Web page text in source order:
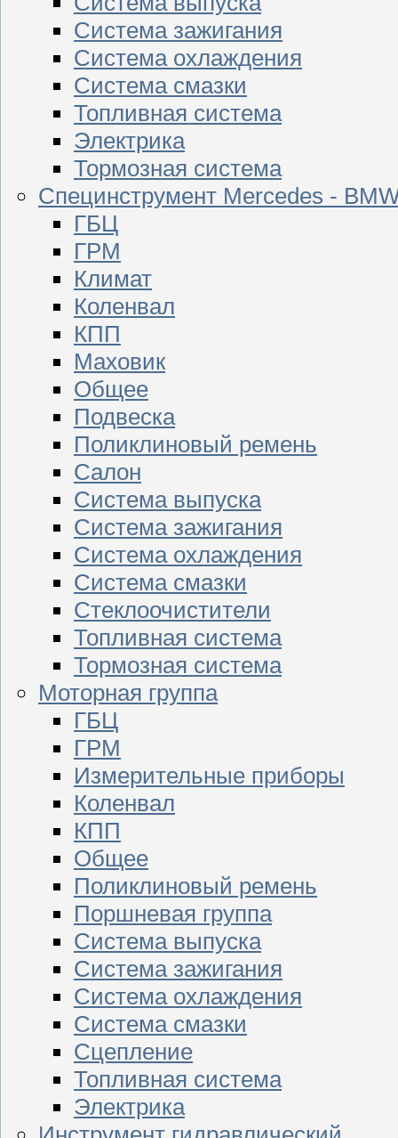
Система зажигания
Система охлаждения
Система смазки
Топливная система
Электрика
Тормозная система
Специнструмент Mercedes -
ГБЦ
ГРМ
Климат
Коленвал
КПП
Маховик
Общее
Подвеска
Поликлиновый ремень
Салон
Система выпуска
Система зажигания
Система охлаждения
Система смазки
Стеклоочистители
Топливная система
Тормозная система
Моторная группа
ГБЦ
ГРМ
Измерительные приборы
Коленвал
КПП
Общее
Поликлиновый ремень
Поршневая группа
Система выпуска
Система зажигания
Система охлаждения
Система смазки
Сцепление
Топливная система
Электрика